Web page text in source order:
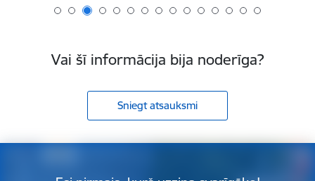
Vai šī informācija bija noderīga?
Sniegt atsauksmi